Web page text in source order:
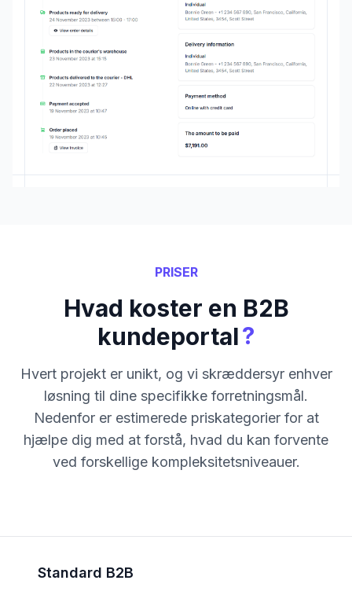
PRISER
Hvad koster en B2B
kundeportal?
Hvert projekt er unikt, og vi skræddersyr enhver
løsning til dine specifikke forretningsmål.
Nedenfor er estimerede priskategorier for at
hjælpe dig med at forstå, hvad du kan forvente
ved forskellige kompleksitetsniveauer.
Standard B2B